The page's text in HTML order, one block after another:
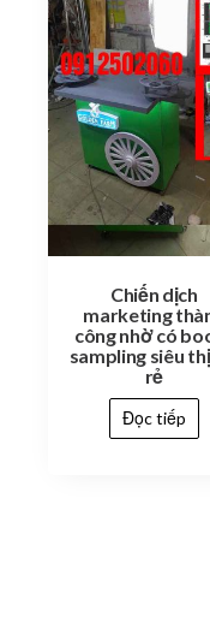
Chiến dịch
marketing
công nhờ có
sampling siêu
rẻ
Đọc tiếp